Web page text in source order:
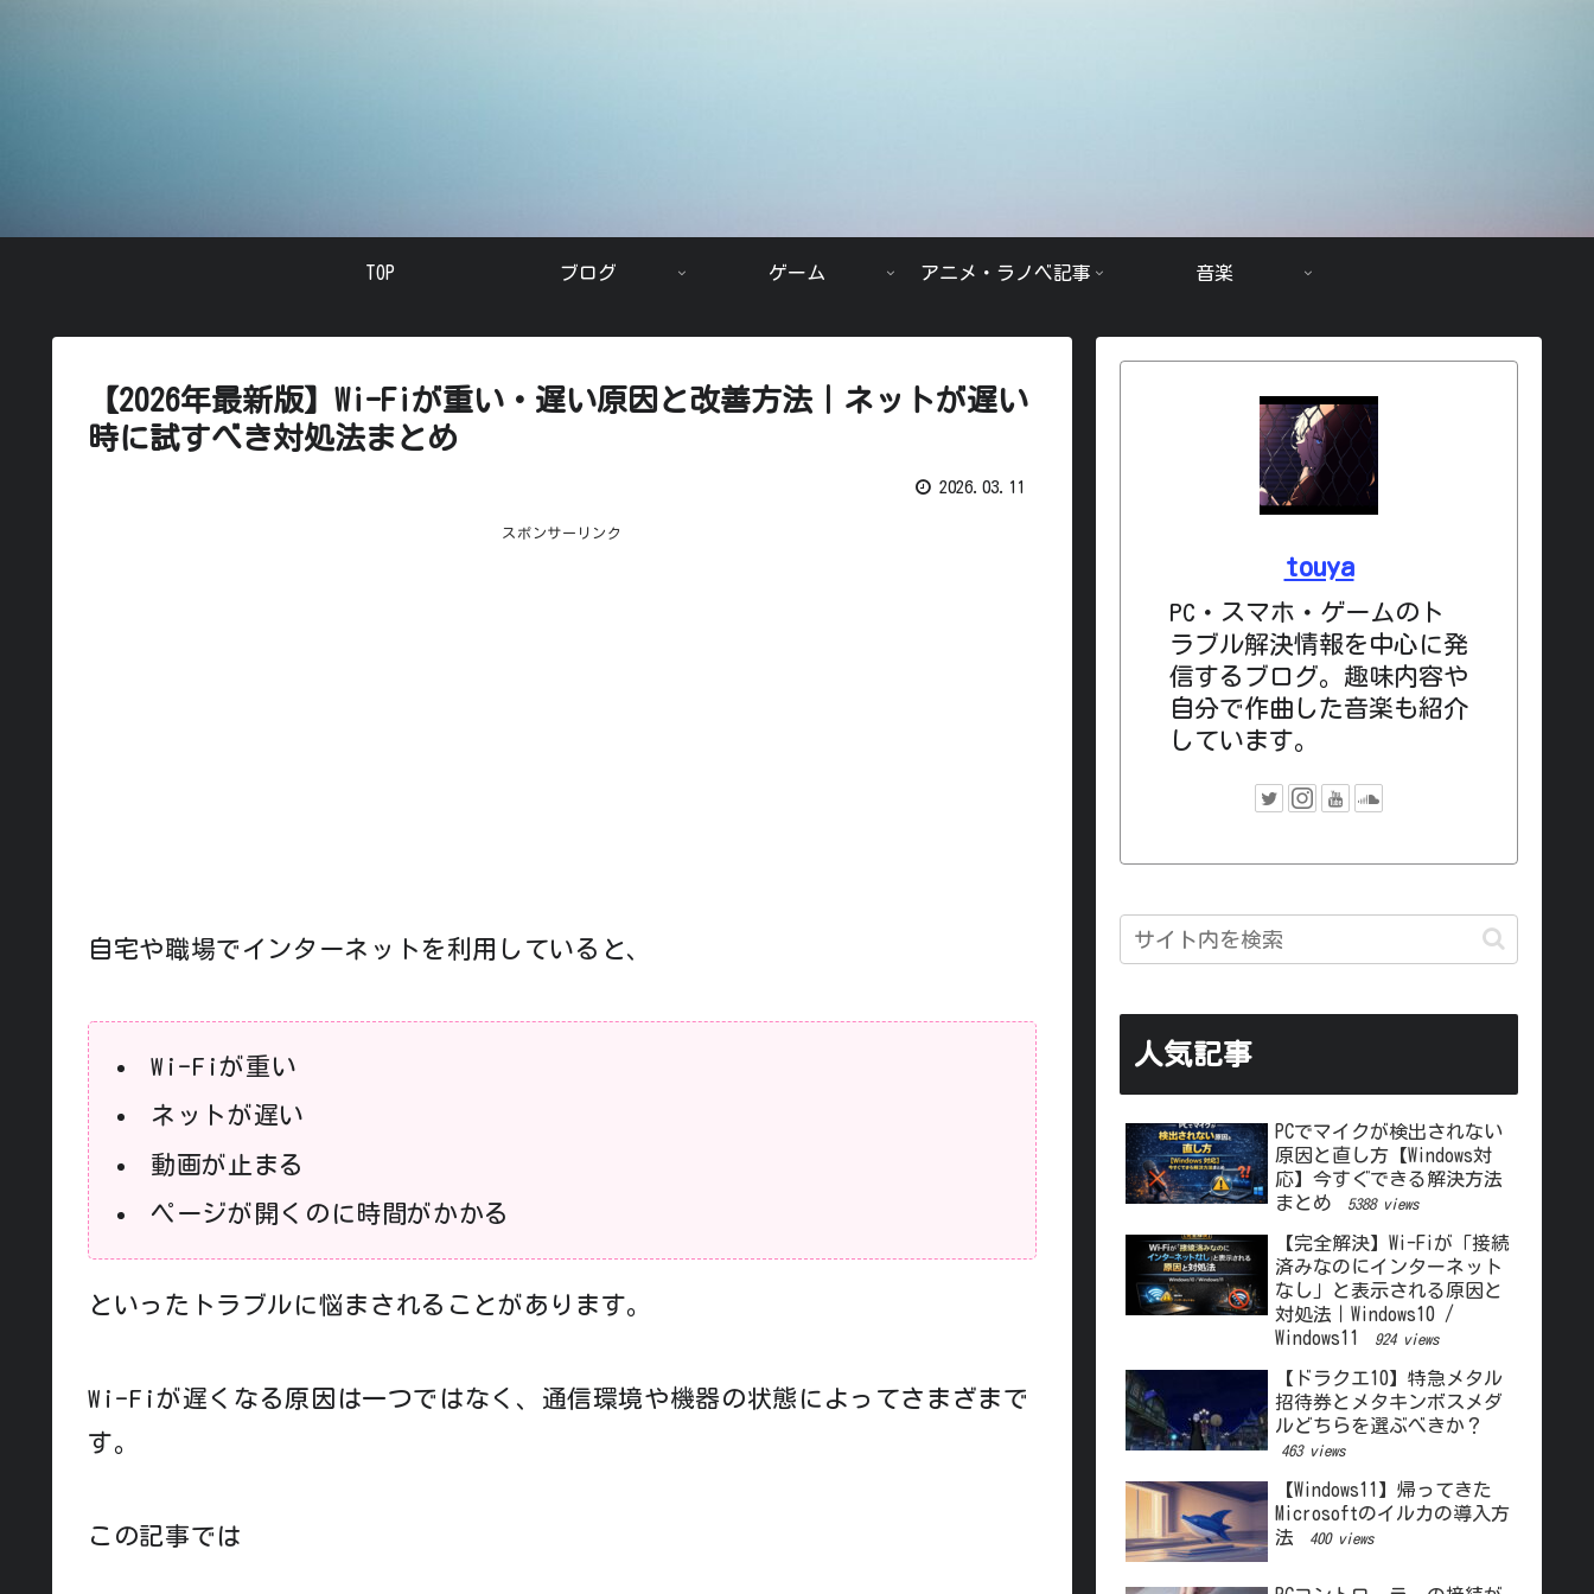
TOP ブログ ゲーム アニメ・ラノベ記事 音楽
【2026年最新版】Wi-Fiが重い・遅い原因と改善方法｜ネットが遅い
時に試すべき対処法まとめ
2026.03.11
スポンサーリンク
自宅や職場でインターネットを利用していると、
Wi-Fiが重い
ネットが遅い
動画が止まる
ページが開くのに時間がかかる
といったトラブルに悩まされることがあります。
Wi-Fiが遅くなる原因は一つではなく、通信環境や機器の状態によってさまざまで
す。
この記事では
touya
PC・スマホ・ゲームのト
ラブル解決情報を中心に発
信するブログ。趣味内容や
自分で作曲した音楽も紹介
しています。
人気記事
PCでマイクが検出されない
原因と直し方【Windows対
応】今すぐできる解決方法
まとめ
5388 views
【完全解決】Wi-Fiが「接続
済みなのにインターネット
なし」と表示される原因と
対処法｜Windows10 /
Windows11
924 views
【ドラクエ10】特急メタル
招待券とメタキンボスメダ
ルどちらを選ぶべきか？
463 views
【Windows11】帰ってきた
Microsoftのイルカの導入方
法
400 views